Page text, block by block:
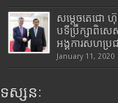
សម្តេចតេជោ
បទីប្រឹក្សាពិសេ
អង្គការសហប្រ
January 11, 2020
ទស្សនៈ